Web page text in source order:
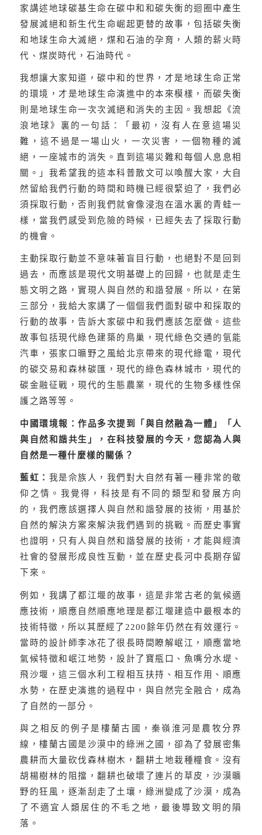
家講述地球碳基生命在碳中和和碳失衡的迴圈中產生
發展滅絕和新生代生命崛起更替的故事，包括碳失衡
和地球生命大滅絕，煤和石油的孕育，人類的薪火時
代、煤炭時代，石油時代。
我想讓大家知道，碳中和的世界，才是地球生命正常
的環境，才是地球生命演進中的本來模樣，而碳失衡
則是地球生命一次次滅絕和消失的主因。我想起《流
浪地球》裏的一句話：「最初，沒有人在意這場災
難，這不過是一場山火，一次災害，一個物種的滅
絕，一座城市的消失。直到這場災難和每個人息息相
關。」我希望我的這本科普散文可以喚醒大家，大自
然留給我們行動的時間和時機已經很緊迫了，我們必
須採取行動，否則我們就會像浸泡在溫水裏的青蛙一
樣，當我們感受到危險的時候，已經失去了採取行動
的機會。
主動採取行動並不意味著盲目行動，也絕對不是回到
過去，而應該是現代文明基礎上的回歸，也就是走生
態文明之路，實現人與自然的和諧發展。所以，在第
三部分，我給大家講了一個個我們面對碳中和採取的
行動的故事，告訴大家碳中和我們應該怎麼做。這些
故事包括現代綠色建築的鳥巢，現代綠色交通的氫能
汽車，張家口曠野之風給北京帶來的現代綠電，現代
的碳交易和森林碳匯，現代的綠色森林城市，現代的
碳金融征戰，現代的生態農業，現代的生物多樣性保
護之路等等。
中國環境報：作品多次提到「與自然融為一體」「人
與自然和諧共生」，在科技發展的今天，您認為人與
自然是一種什麼樣的關係？
藍虹： 我是佘族人，我們對大自然有著一種非常的敬
仰之情。我覺得，科技是有不同的類型和發展方向
的，我們應該選擇人與自然和諧發展的技術，用基於
自然的解決方案來解決我們遇到的挑戰。而歷史事實
也證明，只有人與自然和諧發展的技術，才能與經濟
社會的發展形成良性互動，並在歷史長河中長期存留
下來。
例如，我講了都江堰的故事，這是非常古老的氣候適
應技術，順應自然順應地理是都江堰建造中最根本的
技術特徵，所以其歷經了 2200餘年仍然在有效運行。
當時的設計師李冰花了很長時間瞭解岷江，順應當地
氣候特徵和岷江地勢，設計了寶瓶口、魚嘴分水堤、
飛沙堰，這三個水利工程相互扶持、相互作用、順應
水勢，在歷史演進的過程中，與自然完全融合，成為
了自然的一部分。
與之相反的例子是樓蘭古國，秦嶺淮河是農牧分界
線，樓蘭古國是沙漠中的綠洲之國，卻為了發展密集
農耕而大量砍伐森林樹木，翻耕土地栽種糧食。沒有
胡楊樹林的阻擋，翻耕也破壞了連片的草皮，沙漠曠
野的狂風，逐漸刮走了土壤，綠洲變成了沙漠，成為
了不適宜人類居住的不毛之地，最後導致文明的隕
落。